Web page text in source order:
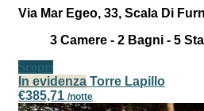
Via Mar Egeo, 33, Scala Di
3 Camere - 2 Bagni - 5
In evidenza Torre Lapillo
€385,71 /notte